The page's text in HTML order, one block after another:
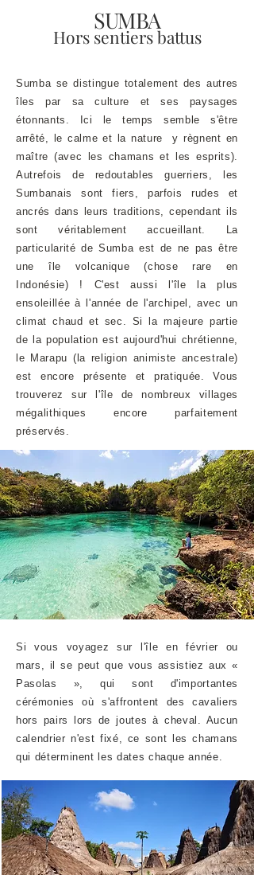
SUMBA
Hors sentiers battus
Sumba se distingue totalement des autres
îles par sa culture et ses paysages
étonnants. Ici le temps semble s'être
arrêté, le calme et la nature y règnent en
maître (avec les chamans et les esprits).
Autrefois de redoutables guerriers, les
Sumbanais sont fiers, parfois rudes et
ancrés dans leurs traditions, cependant ils
sont véritablement accueillant. La
particularité de Sumba est de ne pas être
une île volcanique (chose rare en
Indonésie) ! C'est aussi l'île la plus
ensoleillée à l'année de l'archipel, avec un
climat chaud et sec. Si la majeure partie
de la population est aujourd'hui chrétienne,
le Marapu (la religion animiste ancestrale)
est encore présente et pratiquée. Vous
trouverez sur l'île de nombreux villages
mégalithiques encore parfaitement
préservés.
Si vous voyagez sur l'île en février ou
mars, il se peut que vous assistiez aux «
Pasolas », qui sont d'importantes
cérémonies où s'affrontent des cavaliers
hors pairs lors de joutes à cheval. Aucun
calendrier n'est fixé, ce sont les chamans
qui déterminent les dates chaque année.